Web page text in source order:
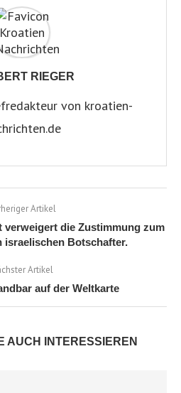
RIEGER
von kroatien-
Artikel
verweigert die Zustimmung zum
israelischen Botschafter.
Artikel
auf der Weltkarte
AUCH INTERESSIEREN